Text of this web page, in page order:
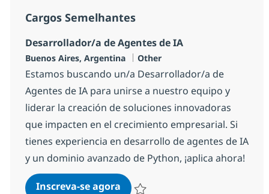
Cargos Semelhantes
Desarrollador/a de Agentes de IA
Localização
Buenos Aires, Argentina Categoria
Other
Estamos buscando un/a Desarrollador/a de
Agentes de IA para unirse a nuestro equipo y
liderar la creación de soluciones innovadoras
que impacten en el crecimiento empresarial. Si
tienes experiencia en desarrollo de agentes de IA
y un dominio avanzado de Python, ¡aplica ahora!
Inscreva-se agoraDesarrollador/a de Agentes de